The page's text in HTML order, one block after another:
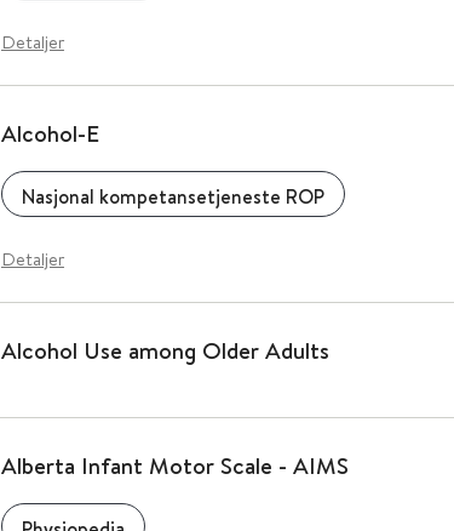
Detaljer
Alcohol-E
Nasjonal kompetansetjeneste ROP
Detaljer
Alcohol Use among Older Adults
Alberta Infant Motor Scale - AIMS